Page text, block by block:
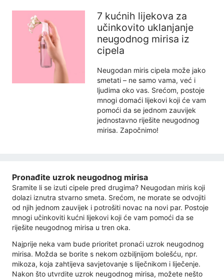
7 kućnih lijekova za
učinkovito uklanjanje
neugodnog mirisa iz
cipela
Neugodan miris cipela može jako
smetati – ne samo vama, već i
ljudima oko vas. Srećom, postoje
mnogi domaći lijekovi koji će vam
pomoći da se jednom zauvijek
jednostavno riješite neugodnog
mirisa. Započnimo!
Pronađite uzrok neugodnog mirisa
Sramite li se izuti cipele pred drugima? Neugodan miris koji
dolazi iznutra stvarno smeta. Srećom, ne morate se odvojiti
od njih jednom zauvijek i potrošiti novac na novi par. Postoje
mnogi učinkoviti kućni lijekovi koji će vam pomoći da se
riješite neugodnog mirisa u tren oka.
Najprije neka vam bude prioritet pronaći uzrok neugodnog
mirisa. Možda se borite s nekom ozbiljnijom bolešću, npr.
mikoza, koja zahtijeva savjetovanje s liječnikom i liječenje.
Nakon što utvrdite uzrok neugodnog mirisa, možete nešto